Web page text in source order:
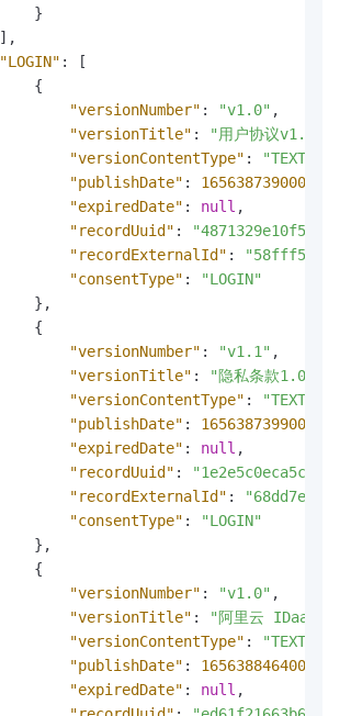
}
] ,
"LOGIN" :
[
{
"versionNumber" : "v1.0" ,
"versionTitle" : "用户协议v1.0"
"versionContentType" : "TEXT"
"publishDate" : 1656387390000
"expiredDate" : null ,
"recordUuid" :
"recordExternalId" :
"58fff533-
"consentType" :
"LOGIN"
} ,
{
"versionNumber" : "v1.1" ,
"versionTitle" : "隐私条款1.0"
"versionContentType" : "TEXT"
"publishDate" : 1656387399000
"expiredDate" : null ,
"recordUuid" :
"recordExternalId" :
"68dd7e08-
"consentType" :
"LOGIN"
} ,
{
"versionNumber" : "v1.0" ,
"versionTitle" :
"阿里云 IDaaS
"versionContentType" : "TEXT"
"publishDate" : 1656388464000
"expiredDate" : null ,